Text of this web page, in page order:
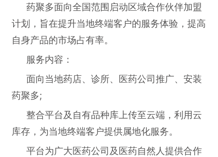
药聚多面向全国范围启动区域合作伙伴加盟
计划，旨在提升当地终端客户的服务体验，提高
自身产品的市场占有率。
服务内容：
面向当地药店、诊所、医药公司推广、安装
药聚多;
整合平台及自有品种库上传至云端，利用云
库存，为当地终端客户提供属地化服务。
平台为广大医药公司及医药自然人提供合作